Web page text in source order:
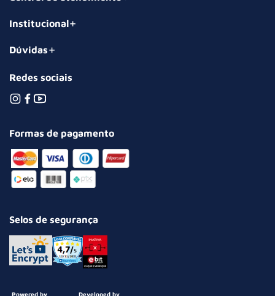
Institucional
Dúvidas
Redes sociais
Formas de pagamento
Selos de segurança
Powered by Developed by